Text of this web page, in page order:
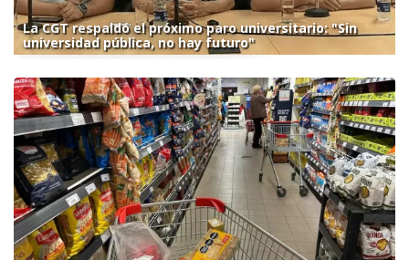
La CGT respaldó el próximo paro universitario: "Sin
universidad pública, no hay futuro"